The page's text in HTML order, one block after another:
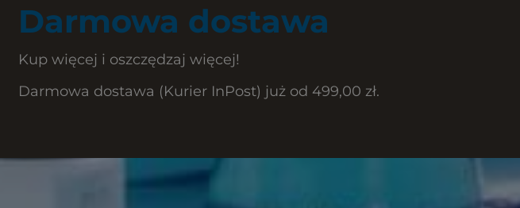
Darmowa dostawa
Kup więcej i oszczędzaj więcej!
Darmowa dostawa (Kurier InPost) już od 499,00 zł.